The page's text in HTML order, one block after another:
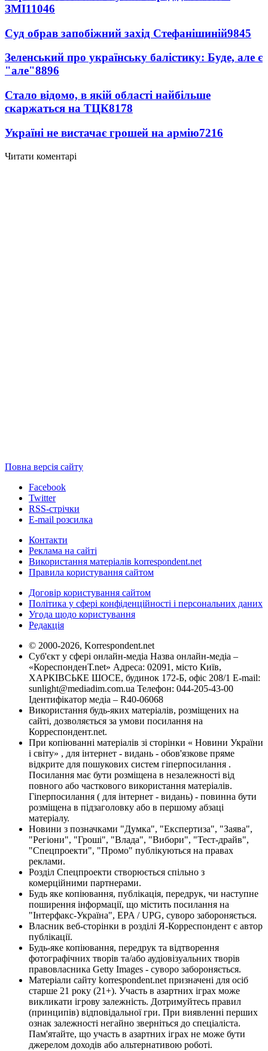
ЗМІ11046
Суд обрав запобіжний захід Стефанішиній9845
Зеленський про українську балістику: Буде, але є
"але"8896
Стало відомо, в якій області найбільше
скаржаться на ТЦК8178
Україні не вистачає грошей на армію7216
Читати коментарі
Повна версія сайту
Facebook
Twitter
RSS-стрічки
E-mail розсилка
Контакти
Реклама на сайті
Використання матеріалів korrespondent.net
Правила користування сайтом
Договір користування сайтом
Політика у сфері конфіденційності і персональних даних
Угода щодо користування
Редакція
© 2000-2026, Korrespondent.net
Суб'єкт у сфері онлайн-медіа Назва онлайн-медіа –
«КореспонденТ.net» Адреса: 02091, місто Київ,
ХАРКІВСЬКЕ ШОСЕ, будинок 172-Б, офіс 208/1 E-mail:
sunlight@mediadim.com.ua Телефон: 044-205-43-00
Ідентифікатор медіа – R40-06068
Використання будь-яких матеріалів, розміщених на
сайті, дозволяється за умови посилання на
Корреспондент.net.
При копіюванні матеріалів зі сторінки « Новини України
і світу» , для інтернет - видань - обов'язкове пряме
відкрите для пошукових систем гіперпосилання .
Посилання має бути розміщена в незалежності від
повного або часткового використання матеріалів.
Гіперпосилання ( для інтернет - видань) - повинна бути
розміщена в підзаголовку або в першому абзаці
матеріалу.
Новини з позначками "Думка", "Експертиза", "Заява",
"Регіони", "Гроші", "Влада", "Вибори", "Тест-драйв",
"Спецпроекти", "Промо" публікуються на правах
реклами.
Розділ Спецпроекти створюється спільно з
комерційними партнерами.
Будь яке копіювання, публікація, передрук, чи наступне
поширення інформації, що містить посилання на
"Інтерфакс-Україна", EPA / UPG, суворо забороняється.
Власник веб-сторінки в розділі Я-Корреспондент є автор
публікації.
Будь-яке копіювання, передрук та відтворення
фотографічних творів та/або аудіовізуальних творів
правовласника Getty Images - суворо забороняється.
Матеріали сайту korrespondent.net призначені для осіб
старше 21 року (21+). Участь в азартних іграх може
викликати ігрову залежність. Дотримуйтесь правил
(принципів) відповідальної гри. При виявленні перших
ознак залежності негайно зверніться до спеціаліста.
Пам'ятайте, що участь в азартних іграх не може бути
джерелом доходів або альтернативою роботі.